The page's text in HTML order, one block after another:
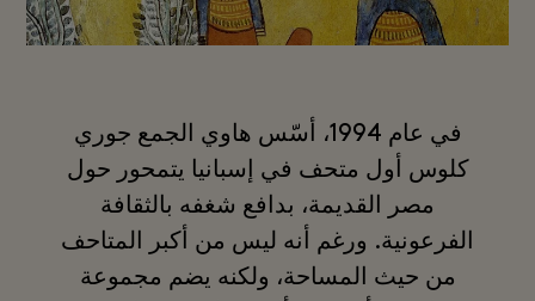
في عام 1994، أسّس هاوي الجمع جوري
كلوس أول متحف في إسبانيا يتمحور حول
مصر القديمة، بدافع شغفه بالثقافة
الفرعونية. ورغم أنه ليس من أكبر المتاحف
من حيث المساحة، ولكنه يضم مجموعة